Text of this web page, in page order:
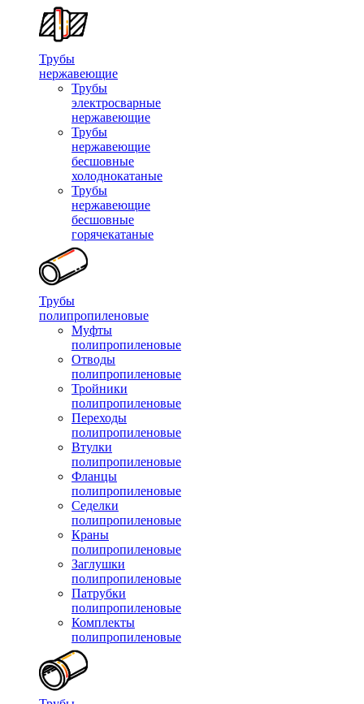
Трубы
нержавеющие
Трубы
электросварные
нержавеющие
Трубы
нержавеющие
бесшовные
холоднокатаные
Трубы
нержавеющие
бесшовные
горячекатаные
Трубы
полипропиленовые
Муфты
полипропиленовые
Отводы
полипропиленовые
Тройники
полипропиленовые
Переходы
полипропиленовые
Втулки
полипропиленовые
Фланцы
полипропиленовые
Седелки
полипропиленовые
Краны
полипропиленовые
Заглушки
полипропиленовые
Патрубки
полипропиленовые
Комплекты
полипропиленовые